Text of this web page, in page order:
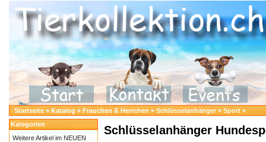
Startseite » Katalog » Frauchen & Herrchen » Schlüsselanhänger» Sport »
Schlüsselanhänger
Kategorien
Weitere Artikel im NEUEN